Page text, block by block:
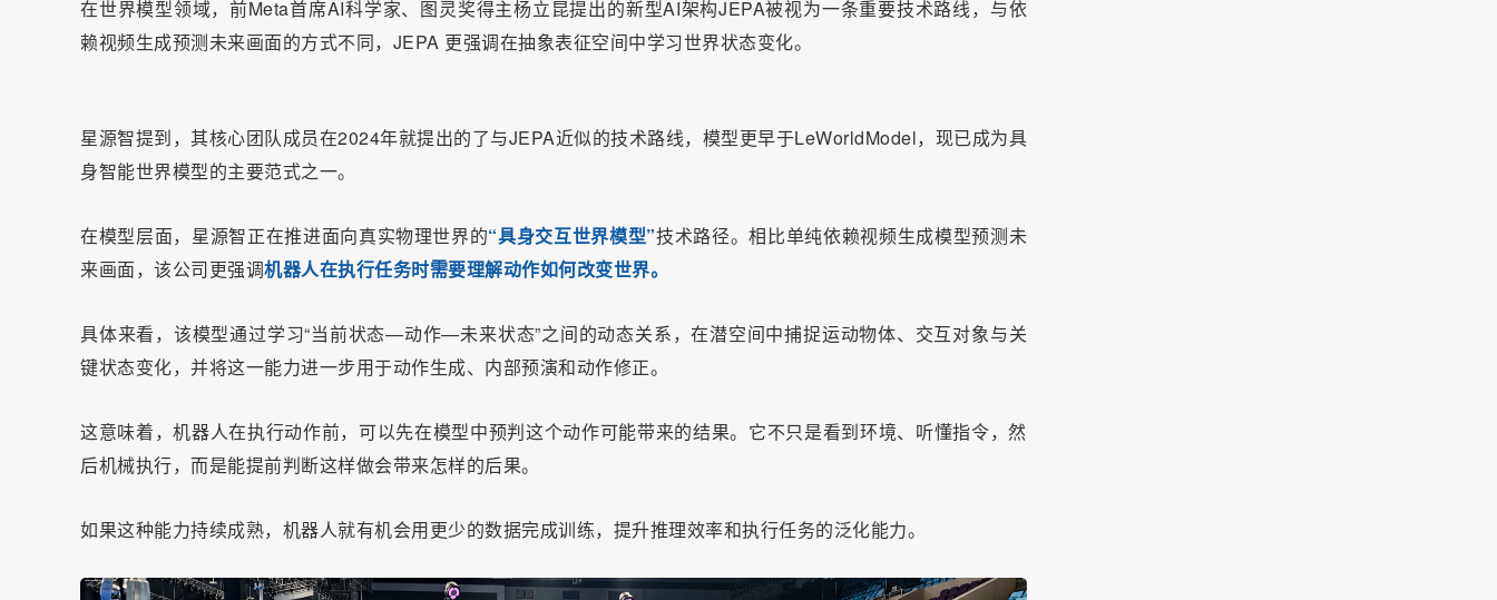
在世界模型领域，前Meta首席AI科学家、图灵奖得主杨立昆提出的新型AI架构JEPA被视为一条重要技术路线，与依
赖视频生成预测未来画面的方式不同，JEPA 更强调在抽象表征空间中学习世界状态变化。
星源智提到，其核心团队成员在2024年就提出的了与JEPA近似的技术路线，模型更早于LeWorldModel，现已成为具
身智能世界模型的主要范式之一。
在模型层面，星源智正在推进面向真实物理世界的“具身交互世界模型”技术路径。相比单纯依赖视频生成模型预测未
来画面，该公司更强调机器人在执行任务时需要理解动作如何改变世界。
具体来看，该模型通过学习“当前状态—动作—未来状态”之间的动态关系，在潜空间中捕捉运动物体、交互对象与关
键状态变化，并将这一能力进一步用于动作生成、内部预演和动作修正。
这意味着，机器人在执行动作前，可以先在模型中预判这个动作可能带来的结果。它不只是看到环境、听懂指令，然
后机械执行，而是能提前判断这样做会带来怎样的后果。
如果这种能力持续成熟，机器人就有机会用更少的数据完成训练，提升推理效率和执行任务的泛化能力。